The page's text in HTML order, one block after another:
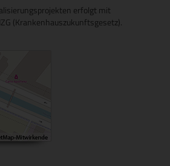
erfolgt mit
(Krankenhauszukunftsgesetz).